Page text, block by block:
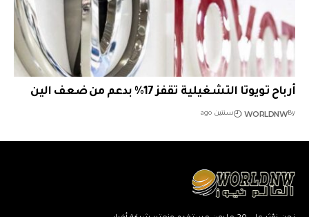
أرباح تويوتا التشغيلية تقفز 17% بدعم من ضعف الين
By
WORLDNW سنتين ago